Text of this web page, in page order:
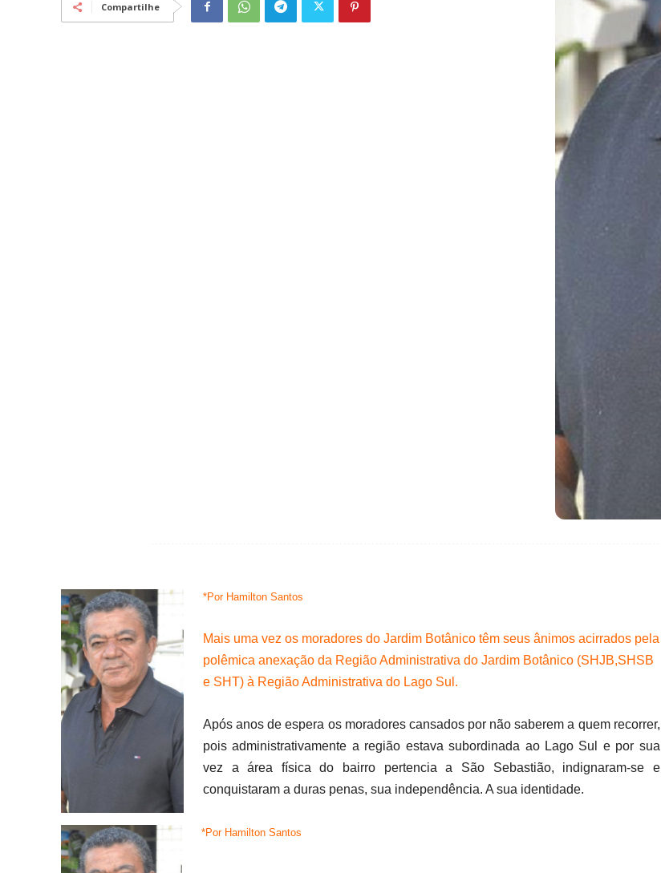
Compartilhe
*Por Hamilton Santos
Mais uma vez os moradores do Jardim Botânico têm seus ânimos acirrados pela
polêmica anexação da Região Administrativa do Jardim Botânico (SHJB,SHSB
e SHT) à Região Administrativa do Lago Sul.
Após anos de espera os moradores cansados por não saberem a quem recorrer,
pois administrativamente a região estava subordinada ao Lago Sul e por sua
vez a área física do bairro pertencia a São Sebastião, indignaram-se e
conquistaram a duras penas, sua independência. A sua identidade.
*Por Hamilton Santos